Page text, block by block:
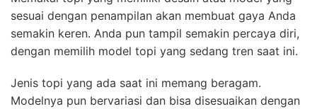
sesuai dengan penampilan akan membuat gaya Anda
semakin keren. Anda pun tampil semakin percaya diri,
dengan memilih model topi yang sedang tren saat ini.
Jenis topi yang ada saat ini memang beragam.
Modelnya pun bervariasi dan bisa disesuaikan dengan